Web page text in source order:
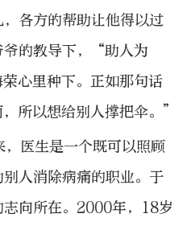
各方的帮助让他得以过
爷的教导下，“助人为
心里种下。正如那句话
所以想给别人撑把伞。”
医生是一个既可以照顾
人消除病痛的职业。于
向所在。2000年，18岁